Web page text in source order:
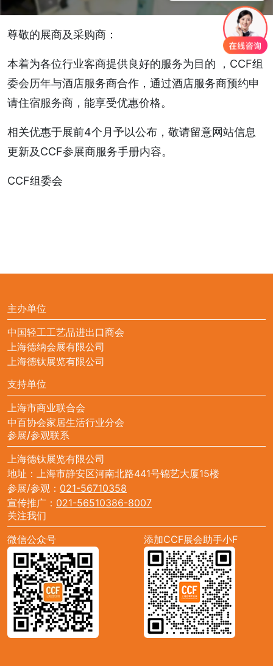
尊敬的展商及采购商：
本着为各位行业客商提供良好的服务为目的 ，CCF组
委会历年与酒店服务商合作，通过酒店服务商预约申
请住宿服务商，能享受优惠价格。
相关优惠于展前4个月予以公布，敬请留意网站信息
更新及CCF参展商服务手册内容。
CCF组委会
主办单位
中国轻工工艺品进出口商会
上海德纳会展有限公司
上海德钛展览有限公司
支持单位
上海市商业联合会
中百协会家居生活行业分会
参展/参观联系
上海德钛展览有限公司
地址：上海市静安区河南北路441号锦艺大厦15楼
参展/参观： 021-56710358
宣传推广： 021-56510386-8007
关注我们
微信公众号
添加CCF展会助手小F